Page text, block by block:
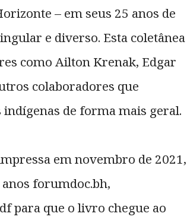
– em seus 25 anos de
e diverso. Esta coletânea
como Ailton Krenak, Edgar
colaboradores que
de forma mais geral.
em novembro de 2021,
forumdoc.bh,
para que o livro chegue ao